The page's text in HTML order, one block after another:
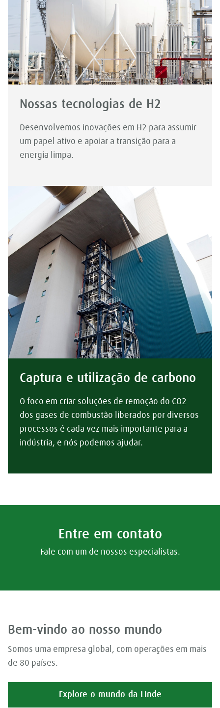
Nossas tecnologias de H2
Desenvolvemos inovações em H2 para assumir
um papel ativo e apoiar a transição para a
energia limpa.
Captura e utilização de carbono
O foco em criar soluções de remoção do CO2
dos gases de combustão liberados por diversos
processos é cada vez mais importante para a
indústria, e nós podemos ajudar.
Entre em contato
Fale com um de nossos especialistas.
Bem-vindo ao nosso mundo
Somos uma empresa global, com operações em mais
de 80 países.
Explore o mundo da Linde